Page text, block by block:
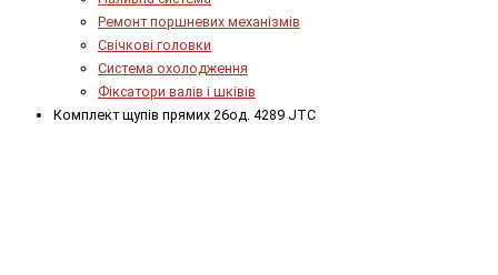
Ремонт поршневих механізмів
Свічкові головки
Система охолодження
Фіксатори валів і шківів
Комплект щупів прямих 26од. 4289 JTC